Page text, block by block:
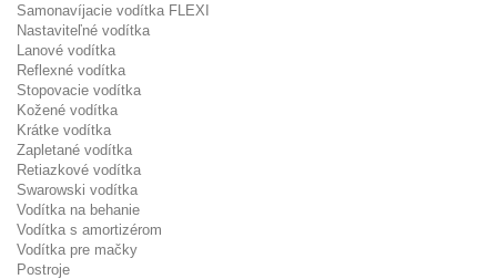
Samonavíjacie vodítka FLEXI
Nastaviteľné vodítka
Lanové vodítka
Reflexné vodítka
Stopovacie vodítka
Kožené vodítka
Krátke vodítka
Zapletané vodítka
Retiazkové vodítka
Swarowski vodítka
Vodítka na behanie
Vodítka s amortizérom
Vodítka pre mačky
Postroje